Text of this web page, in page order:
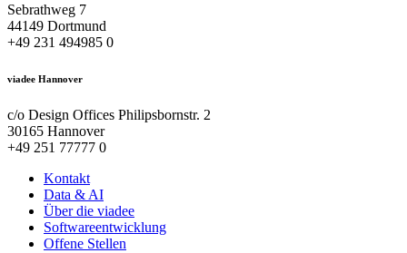
Sebrathweg 7
44149 Dortmund
+49 231 494985 0
viadee Hannover
c/o Design Offices Philipsbornstr. 2
30165 Hannover
+49 251 77777 0
Kontakt
Data & AI
Über die viadee
Softwareentwicklung
Offene Stellen